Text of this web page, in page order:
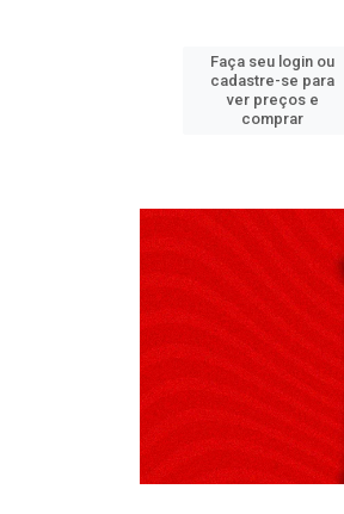
Faça seu login ou
cadastre-se para
ver preços e
comprar